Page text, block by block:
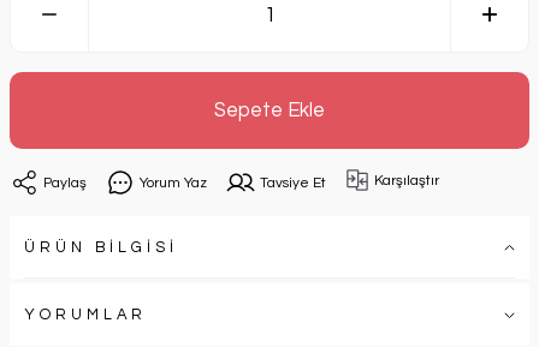
Sepete Ekle
Paylaş Yorum Yaz Tavsiye Et Karşılaştır
ÜRÜN BİLGİSİ
YORUMLAR